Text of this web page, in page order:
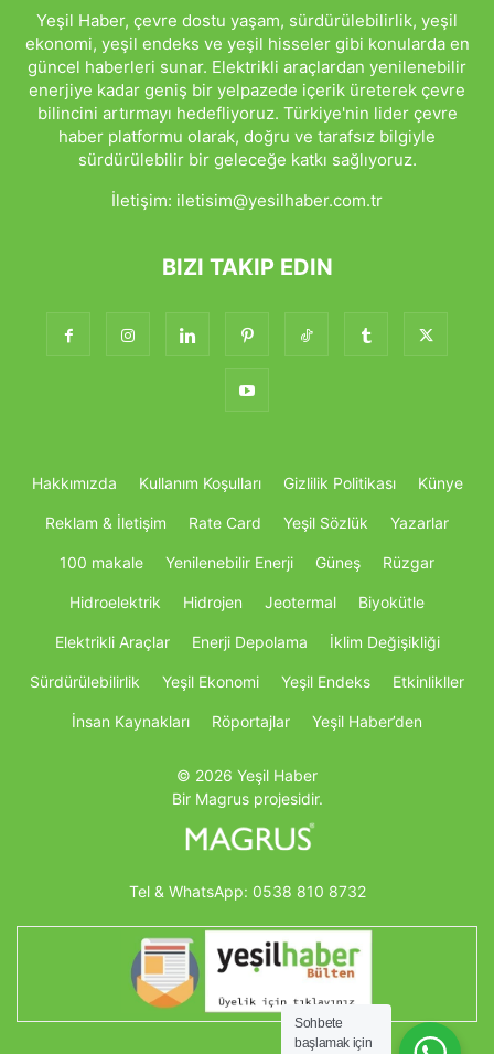
Yeşil Haber, çevre dostu yaşam, sürdürülebilirlik, yeşil
ekonomi, yeşil endeks ve yeşil hisseler gibi konularda en
güncel haberleri sunar. Elektrikli araçlardan yenilenebilir
enerjiye kadar geniş bir yelpazede içerik üreterek çevre
bilincini artırmayı hedefliyoruz. Türkiye'nin lider çevre
haber platformu olarak, doğru ve tarafsız bilgiyle
sürdürülebilir bir geleceğe katkı sağlıyoruz.
İletişim: iletisim@yesilhaber.com.tr
BIZI TAKIP EDIN
Hakkımızda Kullanım Koşulları Gizlilik Politikası Künye
Reklam & İletişim Rate Card Yeşil Sözlük Yazarlar
100 makale Yenilenebilir Enerji Güneş Rüzgar
Hidroelektrik Hidrojen Jeotermal Biyokütle
Elektrikli Araçlar Enerji Depolama İklim Değişikliği
Sürdürülebilirlik Yeşil Ekonomi Yeşil Endeks Etkinlikller
İnsan Kaynakları Röportajlar Yeşil Haber’den
© 2026 Yeşil Haber
Bir Magrus projesidir.
Tel & WhatsApp: 0538 810 8732
Sohbete
başlamak için